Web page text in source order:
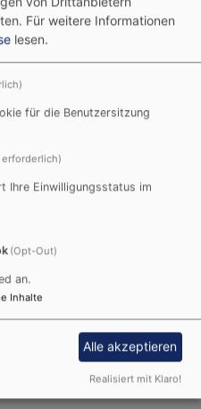
auf dem Schwanberg
vor der St. Michaelskirche
Für weitere Informationen
lesen.
für die Benutzersitzung
erforderlich)
Ihre Einwilligungsstatus im
(Opt-Out)
an.
Inhalte
Alle akzeptieren
Realisiert mit Klaro!